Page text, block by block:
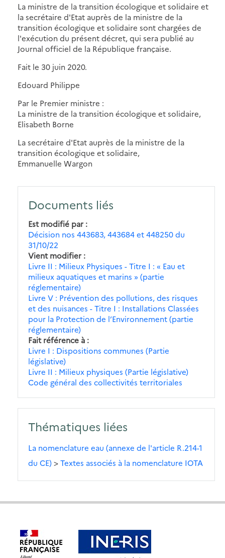
La ministre de la transition écologique et solidaire et
la secrétaire d'Etat auprès de la ministre de la
transition écologique et solidaire sont chargées de
l'exécution du présent décret, qui sera publié au
Journal officiel de la République française.
Fait le 30 juin 2020.
Edouard Philippe
Par le Premier ministre :
La ministre de la transition écologique et solidaire,
Elisabeth Borne
La secrétaire d'Etat auprès de la ministre de la
transition écologique et solidaire,
Emmanuelle Wargon
Documents liés
Est modifié par
Décision nos 443683, 443684 et 448250 du
31/10/22
Vient modifier
Livre II : Milieux Physiques - Titre I : « Eau et
milieux aquatiques et marins » (partie
réglementaire)
Livre V : Prévention des pollutions, des risques
et des nuisances - Titre I : Installations Classées
pour la Protection de l’Environnement (partie
réglementaire)
Fait référence à
Livre I : Dispositions communes (Partie
législative)
Livre II : Milieux physiques (Partie législative)
Code général des collectivités territoriales
Thématiques liées
La nomenclature eau (annexe de l'article R.214-1
du CE)>Textes associés à la nomenclature IOTA